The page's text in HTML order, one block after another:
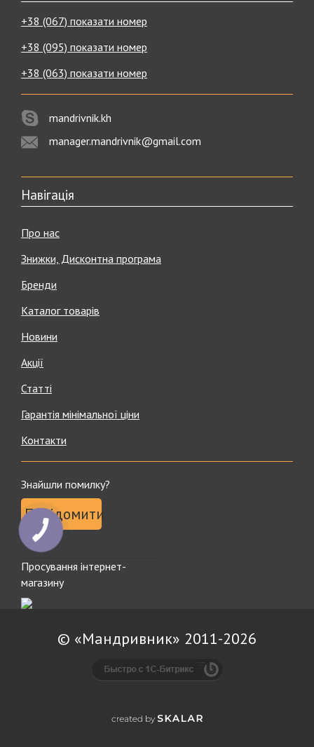
+38 (067) показати номер
+38 (095) показати номер
+38 (063) показати номер
mandrivnik.kh
manager.mandrivnik@gmail.com
Навігація
Про нас
Знижки, Дисконтна програма
Бренди
Каталог товарів
Новини
Акції
Статті
Гарантія мінімальної ціни
Контакти
Знайшли помилку?
Повідомити
Просування інтернет-
магазину
© «Мандривник» 2011-2026